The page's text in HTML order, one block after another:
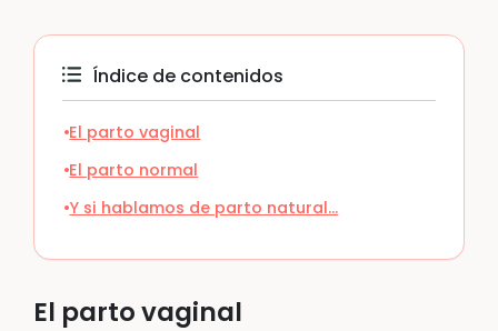
Índice de contenidos
El parto vaginal
El parto normal
Y si hablamos de parto natural…
El parto vaginal